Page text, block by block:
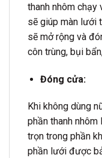
thanh nhôm chạy
sẽ giúp màn lưới
sẽ mở rộng và
côn trùng, bụi
Đóng cửa:
Khi không dùng
phần thanh
trọn trong phần
phần lưới được